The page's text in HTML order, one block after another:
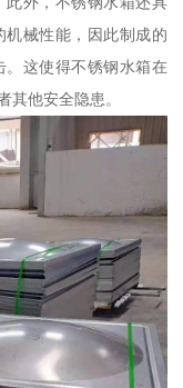
械性能，因此制成的
。这使得不锈钢水箱在
其他安全隐患。